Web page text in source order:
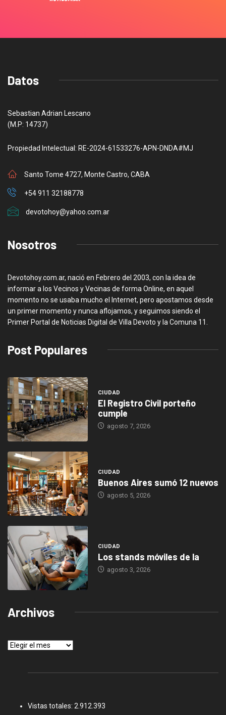
Datos
Sebastian Adrian Lescano
(M.P: 14737)
Propiedad Intelectual: RE-2024-61533276-APN-DNDA#MJ
Santo Tome 4727, Monte Castro, CABA
+54 911 32188778
devotohoy@yahoo.com.ar
Nosotros
Devotohoy.com.ar, nació en Febrero del 2003, con la idea de
informar a los Vecinos y Vecinas de forma Online, en aquel
momento no se usaba mucho el Internet, pero apostamos desde
un primer momento y nunca aflojamos, y seguimos siendo el
Primer Portal de Noticias Digital de Villa Devoto y la Comuna 11.
Post Populares
CIUDAD
El Registro Civil porteño
cumple
agosto 7, 2026
CIUDAD
Buenos Aires sumó 12 nuevos
agosto 5, 2026
CIUDAD
Los stands móviles de la
agosto 3, 2026
Archivos
Archivos
Vistas totales: 2.912.393